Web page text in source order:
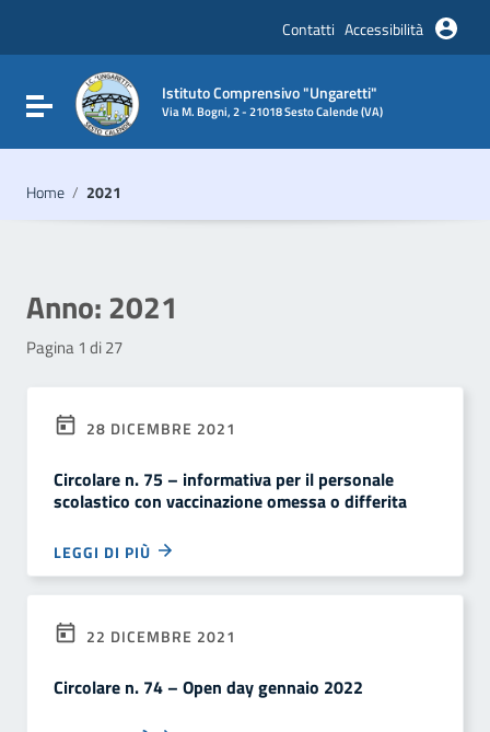
Vai al footer
Contatti Accessibilità
Attiva / disattiva la navigazione
Istituto Comprensivo "Ungaretti"
Via M. Bogni, 2 - 21018 Sesto Calende (VA)
Home / 2021
Anno:2021
Pagina 1 di 27
28 DICEMBRE 2021
Circolare n. 75 – informativa per il personale
scolastico con vaccinazione omessa o differita
LEGGI DI PIÙ
22 DICEMBRE 2021
Circolare n. 74 – Open day gennaio 2022